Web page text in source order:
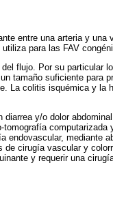
entre una arteria y una
para las FAV
flujo. Por su particular
tamaño suficiente para
La colitis isquémica y la
y/o dolor
computarizada
mediante
cirugía vascular y
y requerir una